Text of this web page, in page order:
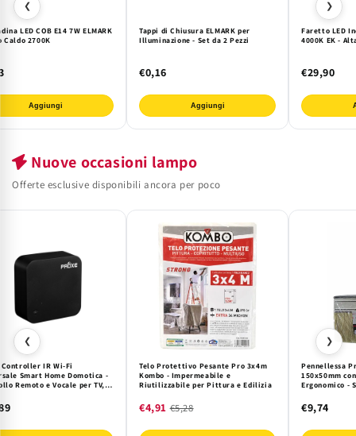
❮
LED COB E14 7W ELMARK
Caldo 2700K
Aggiungi
Tappi di Chiusura ELMARK per
Illuminazione - Set da 2 Pezzi
€0,16
Aggiungi
Faretto LED
4000K EK -
€29,90
❯
Nuove occasioni lampo
Offerte esclusive disponibili ancora per poco
❮
IR Wi-Fi
Smart Home Domotica -
Remoto e Vocale per TV,
da Smartphone e
Digitali
Telo Protettivo Pesante Pro 3x4m
Kombo - Impermeabile e
Riutilizzabile per Pittura e Edilizia
€4,91 €5,28
Pennellessa
150x50mm
Ergonomico -
Superfici e Fai
€9,74
❯